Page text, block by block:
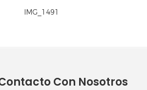
Con Nosotros